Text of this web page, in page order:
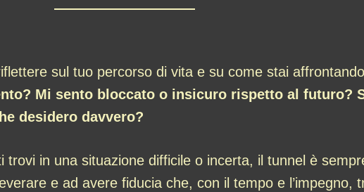
sul tuo percorso di vita e su come stai
Mi sento bloccato o insicuro rispetto al futuro?
desidero davvero?
in una situazione difficile o incerta, il tunnel è
e ad avere fiducia che, con il tempo e l’impegno,